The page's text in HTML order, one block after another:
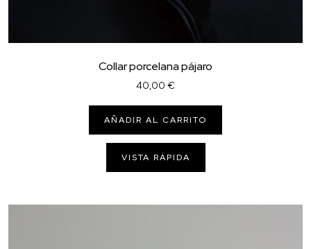
Collar porcelana pájaro
40,00 €
AÑADIR AL CARRITO
VISTA RÁPIDA